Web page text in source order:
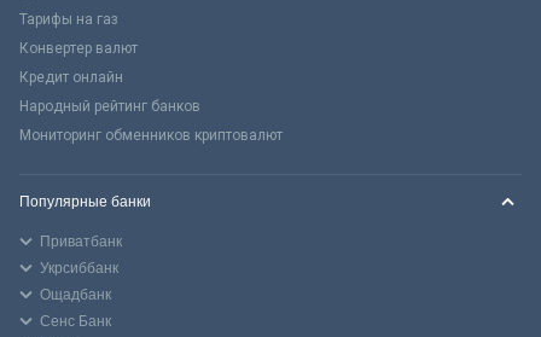
Тарифы на газ
Конвертер валют
Кредит онлайн
Народный рейтинг банков
Мониторинг обменников криптовалют
Популярные банки
Приватбанк
Укрсиббанк
Ощадбанк
Сенс Банк